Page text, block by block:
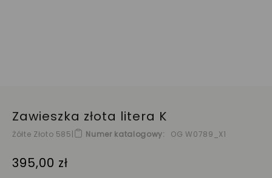
Zawieszka złota litera K
Żółte Złoto 585| Numer katalogowy OG W0789_X1
395,00 zł